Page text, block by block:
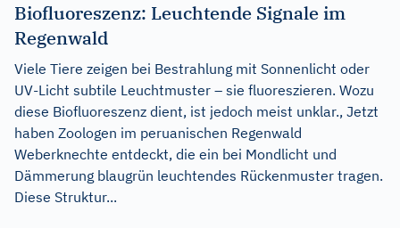
Biofluoreszenz: Leuchtende Signale im
Regenwald
Viele Tiere zeigen bei Bestrahlung mit Sonnenlicht oder
UV-Licht subtile Leuchtmuster – sie fluoreszieren. Wozu
diese Biofluoreszenz dient, ist jedoch meist unklar., Jetzt
haben Zoologen im peruanischen Regenwald
Weberknechte entdeckt, die ein bei Mondlicht und
Dämmerung blaugrün leuchtendes Rückenmuster tragen.
Diese Struktur...